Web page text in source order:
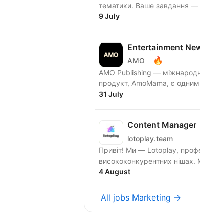
тематики. Ваше завдання —
9 July
Entertainment
AMO 🔥
AMO Publishing — міжнародна
продукт, AmoMama, є одним
31 July
Content Manager
lotoplay.team
Привіт! Ми — Lotoplay,
висококонкурентних
4 August
All jobs Marketing →